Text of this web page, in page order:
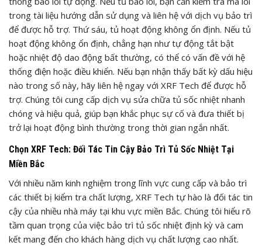
trong tài liệu hướng dẫn sử dụng và liên hệ với dịch vụ bảo trì
để được hỗ trợ. Thứ sáu, tủ hoạt động không ổn định. Nếu tủ
hoạt động không ổn định, chẳng hạn như tự động tắt bật
hoặc nhiệt độ dao động bất thường, có thể có vấn đề với hệ
thống điện hoặc điều khiển. Nếu bạn nhận thấy bất kỳ dấu hiệu
nào trong số này, hãy liên hệ ngay với XRF Tech để được hỗ
trợ. Chúng tôi cung cấp dịch vụ sửa chữa tủ sốc nhiệt nhanh
chóng và hiệu quả, giúp bạn khắc phục sự cố và đưa thiết bị
trở lại hoạt động bình thường trong thời gian ngắn nhất.
Chọn XRF Tech: Đối Tác Tin Cậy Bảo Trì Tủ Sốc Nhiệt Tại
Miền Bắc
Với nhiều năm kinh nghiệm trong lĩnh vực cung cấp và bảo trì
các thiết bị kiểm tra chất lượng, XRF Tech tự hào là đối tác tin
cậy của nhiều nhà máy tại khu vực miền Bắc. Chúng tôi hiểu rõ
tầm quan trọng của việc bảo trì tủ sốc nhiệt định kỳ và cam
kết mang đến cho khách hàng dịch vụ chất lượng cao nhất.